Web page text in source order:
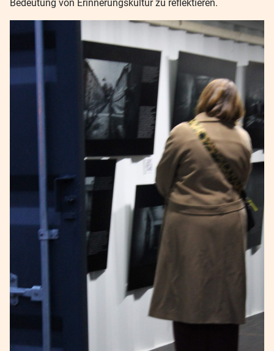
Bedeutung von Erinnerungskultur zu reflektieren.